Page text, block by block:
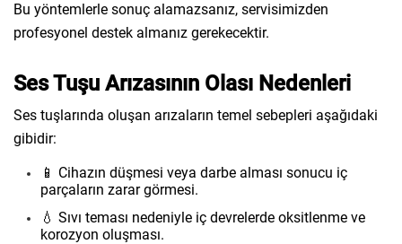
Bu yöntemlerle sonuç alamazsanız, servisimizden
profesyonel destek almanız gerekecektir.
Ses Tuşu Arızasının Olası Nedenleri
Ses tuşlarında oluşan arızaların temel sebepleri aşağıdaki
gibidir:
📱 Cihazın düşmesi veya darbe alması sonucu iç
parçaların zarar görmesi.
💧 Sıvı teması nedeniyle iç devrelerde oksitlenme ve
korozyon oluşması.